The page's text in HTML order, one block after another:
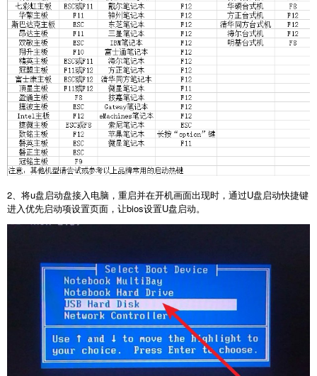
2、将u盘启动盘接入电脑，重启并在开机画面出现时，通过U盘启动快捷键
进入优先启动项设置页面，让bios设置U盘启动。